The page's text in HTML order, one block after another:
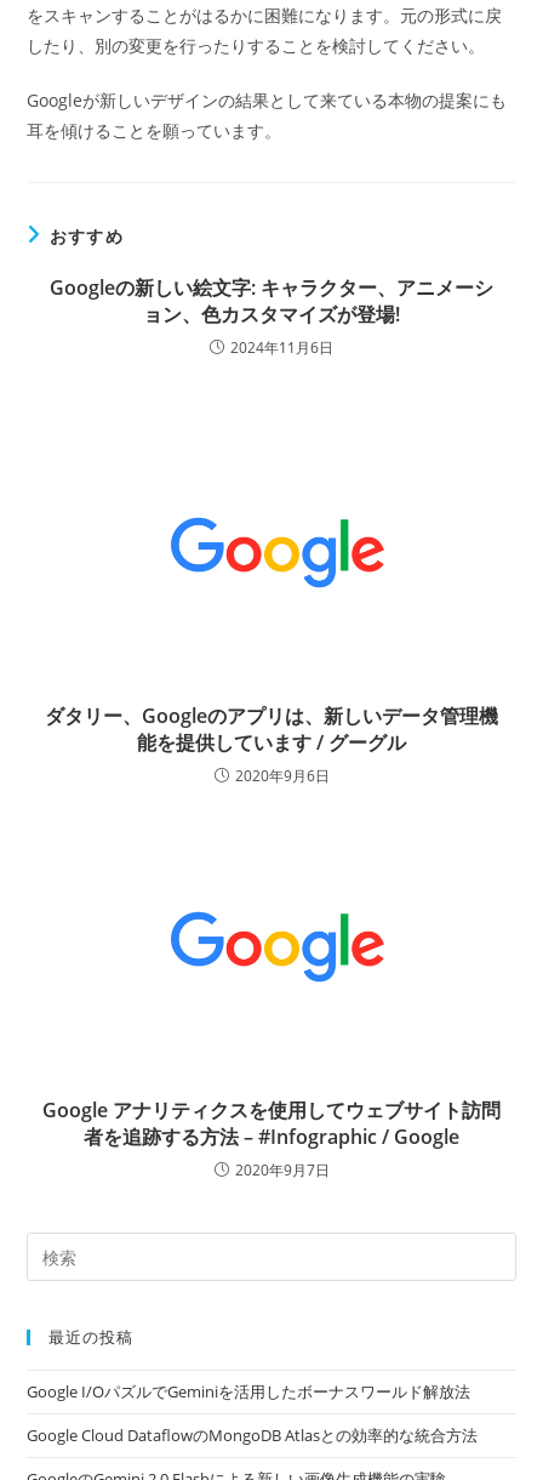
をスキャンすることがはるかに困難になります。元の形式に戻
したり、別の変更を行ったりすることを検討してください。
Googleが新しいデザインの結果として来ている本物の提案にも
耳を傾けることを願っています。
おすすめ
Googleの新しい絵文字: キャラクター、アニメーシ
ョン、色カスタマイズが登場!
2024年11月6日
ダタリー、Googleのアプリは、新しいデータ管理機
能を提供しています / グーグル
2020年9月6日
Google アナリティクスを使用してウェブサイト訪問
者を追跡する方法 – #Infographic / Google
2020年9月7日
最近の投稿
Google I/OパズルでGeminiを活用したボーナスワールド解放法
Google Cloud DataflowのMongoDB Atlasとの効率的な統合方法